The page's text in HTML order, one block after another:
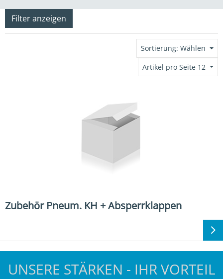
Filter anzeigen
Sortierung: Wählen
Artikel pro Seite 12
Zubehör Pneum. KH + Absperrklappen
UNSERE STÄRKEN - IHR VORTEIL